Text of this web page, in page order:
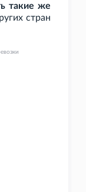
такие же
стран